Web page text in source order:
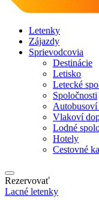
Letenky
Zájazdy
Sprievodcovia
Destinácie
Letisko
Letecké
Spoločnosti
Autobusoví
Vlakoví
Lodné
Hotely
Cestovné
Rezervovať
Lacné letenky